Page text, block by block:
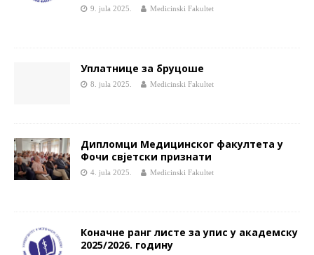
9. jula 2025. Medicinski Fakultet
Уплатнице за бруцоше
8. jula 2025. Medicinski Fakultet
Дипломци Медицинског факултета у
Фочи свјетски признати
4. jula 2025. Medicinski Fakultet
Коначне ранг листе за упис у академску
2025/2026. годину